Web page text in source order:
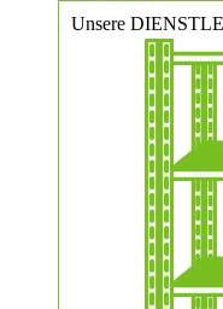
Unsere